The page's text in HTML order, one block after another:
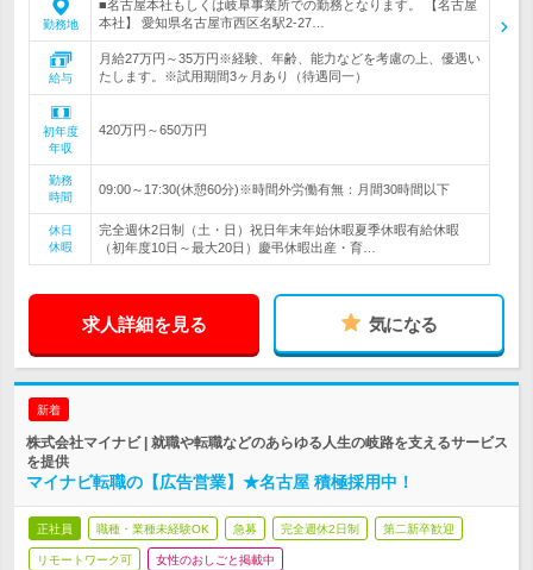
勤務地
■名古屋本社もしくは岐阜事業所での勤務となります。 【名古屋
本社】 愛知県名古屋市西区名駅2-27…
給与
月給27万円～35万円※経験、年齢、能力などを考慮の上、優遇い
たします。※試用期間3ヶ月あり（待遇同一）
初年度
年収
420万円～650万円
勤務
時間
09:00～17:30(休憩60分)※時間外労働有無：月間30時間以下
休日
休暇
完全週休2日制（土・日）祝日年末年始休暇夏季休暇有給休暇
（初年度10日～最大20日）慶弔休暇出産・育…
求人詳細を見る 気になる
新着
株式会社マイナビ | 就職や転職などのあらゆる人生の岐路を支えるサービス
を提供
マイナビ転職の【広告営業】★名古屋 積極採用中！
正社員 職種・業種未経験OK 急募 完全週休2日制 第二新卒歓迎
リモートワーク可 女性のおしごと掲載中